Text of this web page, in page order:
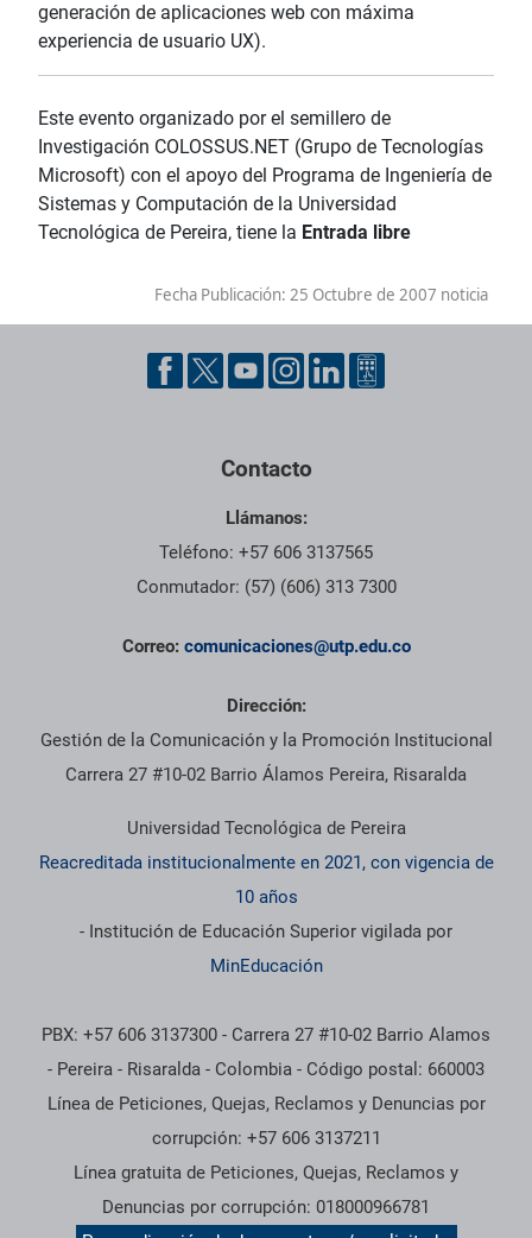
generación de aplicaciones web con máxima
experiencia de usuario UX).
Este evento organizado por el semillero de
Investigación COLOSSUS.NET (Grupo de Tecnologías
Microsoft) con el apoyo del Programa de Ingeniería de
Sistemas y Computación de la Universidad
Tecnológica de Pereira, tiene la Entrada libre
Fecha Publicación: 25 Octubre de 2007 noticia
Contacto
Llámanos:
Teléfono: +57 606 3137565
Conmutador: (57) (606) 313 7300
Correo: comunicaciones@utp.edu.co
Dirección:
Gestión de la Comunicación y la Promoción Institucional
Carrera 27 #10-02 Barrio Álamos Pereira, Risaralda
Universidad Tecnológica de Pereira
Reacreditada institucionalmente en 2021, con vigencia de
10 años
- Institución de Educación Superior vigilada por
MinEducación
PBX: +57 606 3137300 - Carrera 27 #10-02 Barrio Alamos
- Pereira - Risaralda - Colombia - Código postal: 660003
Línea de Peticiones, Quejas, Reclamos y Denuncias por
corrupción: +57 606 3137211
Línea gratuita de Peticiones, Quejas, Reclamos y
Denuncias por corrupción: 018000966781